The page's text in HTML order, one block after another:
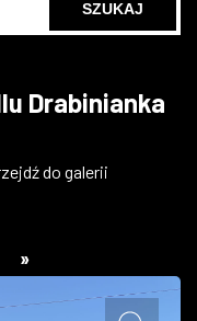
Drabinianka
do galerii
»